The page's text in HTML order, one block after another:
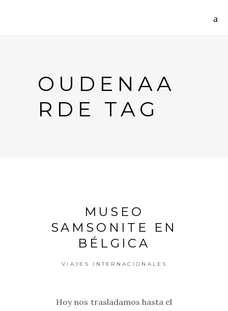
OUDENAA
RDE TAG
MUSEO
SAMSONITE EN
BÉLGICA
VIAJES INTERNACIONALES
Hoy nos trasladamos hasta el